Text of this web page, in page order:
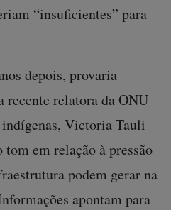
“insuficientes” para
depois, provaria
recente relatora da ONU
Victoria Tauli
em relação à pressão
podem gerar na
apontam para